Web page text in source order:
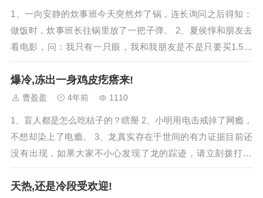
1、一向安静的炊事班今天突然炸了锅，连长询问之后得知：
做饭时，炊事班长往锅里放了一把子弹。 2、夏侯惇和朋友去
看电影，问：我只有一只眼，我和我朋友是不是只要买1.5张
票？卖票的说：不行，要买2张。夏侯...
爆冷,冻出一身鸡皮疙瘩来!
曹盈盈 4年前 1110
1、盲人都是怎么吃桔子的？瞎掰 2、小明用电击戒掉了网瘾，
不想却染上了电瘾。 3、龙真实存在于世间的有力证据目前还
没有出现，如果大家不小心发现了龙的踪迹，请立刻拨打12
0，看看眼科。 4、得了绝症，医...
天热,还是冷段受欢迎!